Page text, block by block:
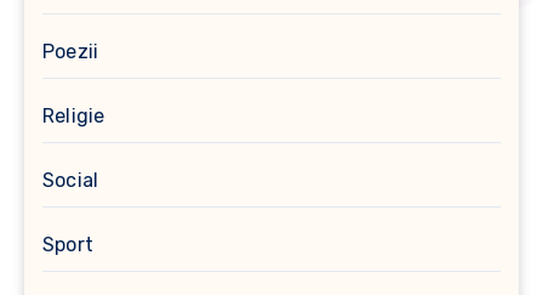
Poezii
Religie
Social
Sport